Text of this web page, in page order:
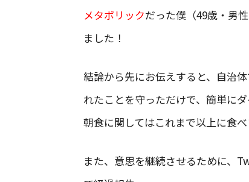
メタボリックだった僕（49歳・男性
ました！
結論から先にお伝えすると、自治
れたことを守っただけで、簡単に
朝食に関してはこれまで以上に食べ
また、意思を継続させるために、